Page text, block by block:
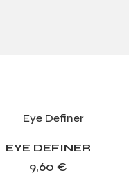
EYE DEFINER
9,60 €